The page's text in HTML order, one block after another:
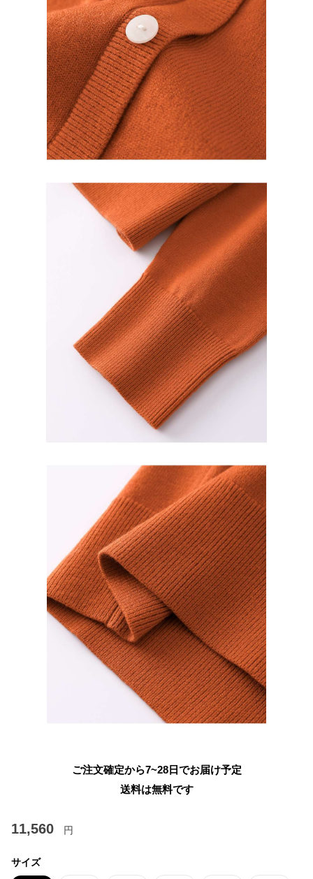
ご注文確定から7~28日でお届け予定
送料は無料です
11,560 円
サイズ